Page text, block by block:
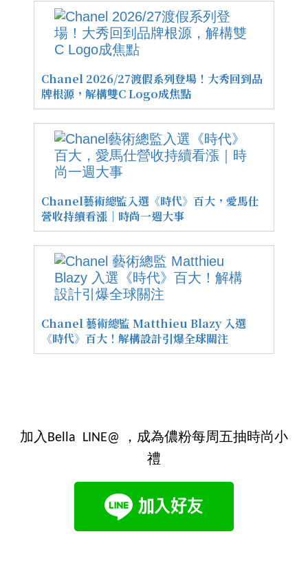
Chanel 2026/27渡假系列登場！大秀回到品
牌根源，解構雙C Logo成焦點
Chanel藝術總監入選《時代》百大，愛馬仕
營收持續看漲｜時尚一週大事
Chanel 藝術總監 Matthieu Blazy 入選
《時代》百大！解構設計引爆全球關注
加入Bella LINE@ ，成為儂粉每周五抽時尚小
禮